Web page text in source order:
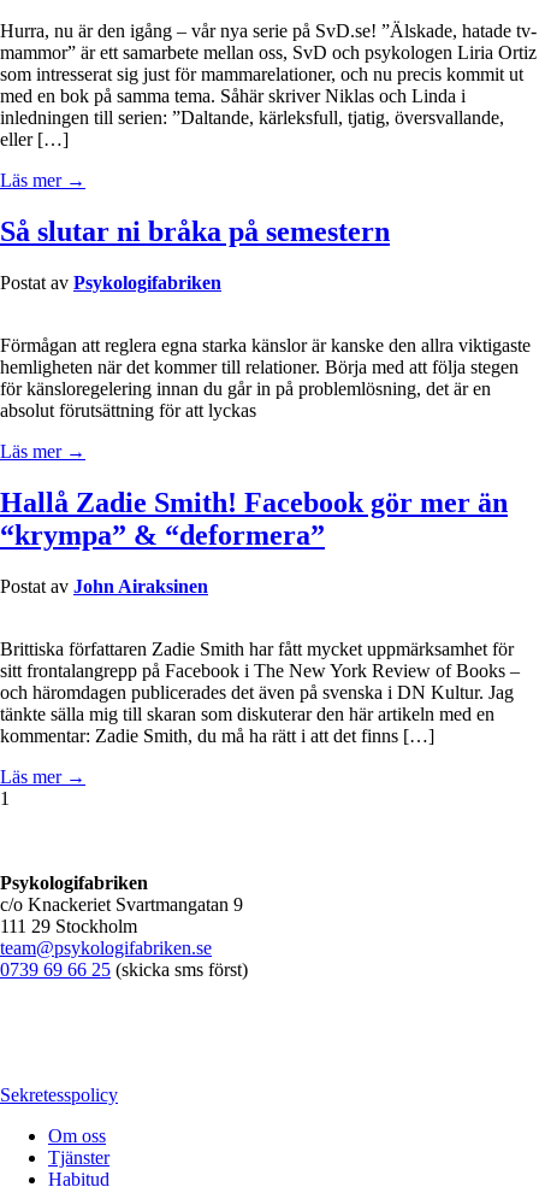
Hurra, nu är den igång – vår nya serie på SvD.se! ”Älskade, hatade tv-
mammor” är ett samarbete mellan oss, SvD och psykologen Liria Ortiz
som intresserat sig just för mammarelationer, och nu precis kommit ut
med en bok på samma tema. Såhär skriver Niklas och Linda i
inledningen till serien: ”Daltande, kärleksfull, tjatig, översvallande,
eller […]
Läs mer →
Så slutar ni bråka på semestern
Postat av Psykologifabriken
Förmågan att reglera egna starka känslor är kanske den allra viktigaste
hemligheten när det kommer till relationer. Börja med att följa stegen
för känsloregelering innan du går in på problemlösning, det är en
absolut förutsättning för att lyckas
Läs mer →
Hallå Zadie Smith! Facebook gör mer än
“krympa” & “deformera”
Postat av John Airaksinen
Brittiska författaren Zadie Smith har fått mycket uppmärksamhet för
sitt frontalangrepp på Facebook i The New York Review of Books –
och häromdagen publicerades det även på svenska i DN Kultur. Jag
tänkte sälla mig till skaran som diskuterar den här artikeln med en
kommentar: Zadie Smith, du må ha rätt i att det finns […]
Läs mer →
1
Psykologifabriken
c/o Knackeriet Svartmangatan 9
111 29 Stockholm
team@psykologifabriken.se
0739 69 66 25 (skicka sms först)
Sekretesspolicy
Om oss
Tjänster
Habitud